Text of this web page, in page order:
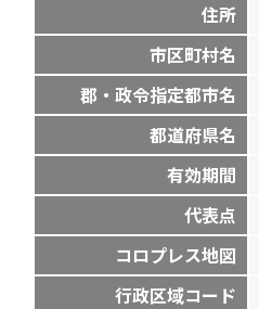
住所
市区町村名
郡・政令指定都市名
都道府県名
有効期間
代表点
コロプレス地図
行政区域コード